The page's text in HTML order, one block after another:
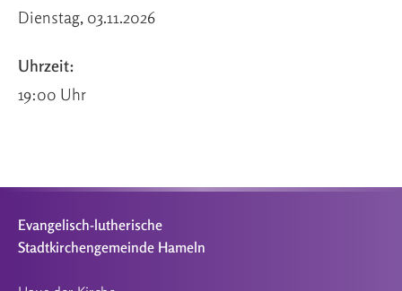
Dienstag, 03.11.2026
Uhrzeit:
19:00 Uhr
Evangelisch-lutherische
Stadtkirchengemeinde Hameln